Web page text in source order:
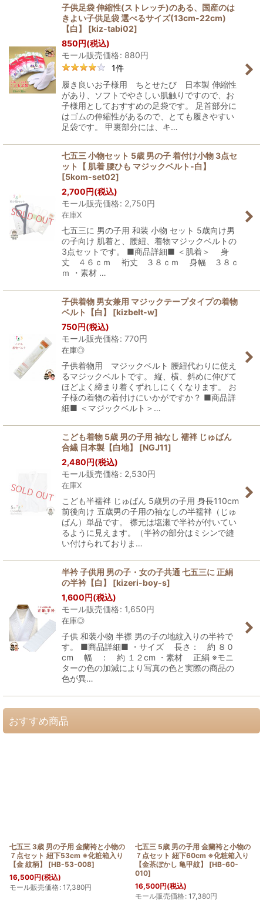
子供足袋 伸縮性(ストレッチ)のある、国産のは
きよい子供足袋 選べるサイズ(13cm-22cm)
【白】
[kiz-tabi02]
850円(税込)
モール販売価格: 880円
1件
履き良いお子様用 ちとせたび 日本製 伸縮性
があり、ソフトでやさしい肌触りですので、お
子様用としておすすめの足袋です。 足首部分に
はゴムの伸縮性があるので、とても履きやすい
足袋です。 甲裏部分には、キ…
七五三 小物セット 5歳 男の子 着付け小物 3点セ
ット【 肌着 腰ひも マジックベルト-白】
[5kom-set02]
2,700円(税込)
モール販売価格: 2,750円
在庫X
七五三に 男の子用 和装 小物 セット 5歳向け男
の子向け 肌着と、腰紐、着物マジックベルトの
3点セットです。 ■商品詳細■ ＜肌着＞ 身
丈 ４６ｃｍ 裄丈 ３８ｃｍ 身幅 ３８ｃ
ｍ ・素材 …
子供着物 男女兼用 マジックテープタイプの着物
ベルト【白】
[kizbelt-w]
750円(税込)
モール販売価格: 770円
在庫◎
子供着物用 マジックベルト 腰紐代わりに使え
るマジックベルトです。 縦、横、斜めに伸びて
ほどよく締まり着くずれしにくくなります。 お
子様の着物の着付けにいかがですか？ ■商品詳
細■ ＜マジックベルト＞…
こども着物 5歳 男の子用 袖なし 襦袢 じゅばん
合繊 日本製【白地】
[NGJ11]
2,480円(税込)
モール販売価格: 2,530円
在庫X
こども半襦袢 じゅばん 5歳男の子用 身長110cm
前後向け 五歳男の子用の袖なしの半襦袢（じゅ
ばん）単品です。 襟元は塩瀬で半衿が付いてい
るように見えます。（半衿の部分はミシンで縫
い付けられておりま…
半衿 子供用 男の子・女の子共通 七五三に 正絹
の半衿【白】
[kizeri-boy-s]
1,600円(税込)
モール販売価格: 1,650円
在庫◎
子供 和装小物 半襟 男の子の地紋入りの半衿で
す。 ■商品詳細■ ・サイズ 長さ： 約 ８０
cm 幅 ： 約 １２cm ・素材 正絹 ※モニ
ターの色の加減により写真の色と実際の商品の
色が異…
おすすめ商品
七五三 3歳 男の子用 金蘭袴と小物の
７点セット 紐下53cm ※化粧箱入り
【金 紋柄】
[HB-53-008]
16,500円(税込)
モール販売価格: 17,380円
七五三 5歳 男の子用 金蘭袴と小物の
７点セット 紐下60cm ※化粧箱入り
【金茶ぼかし 亀甲紋】
[HB-60-
010]
16,500円(税込)
モール販売価格: 17,380円